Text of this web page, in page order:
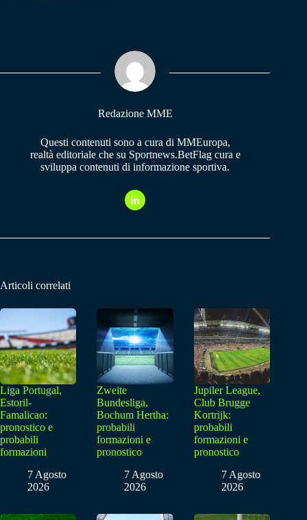
pp m
Redazione MME
Questi contenuti sono a cura di MMEuropa,
realtà editoriale che su Sportnews.BetFlag cura e
sviluppa contenuti di informazione sportiva.
Articoli correlati
Liga Portugal,
Estoril-
Famalicao:
pronostico e
probabili
formazioni
7 Agosto
2026
Zweite
Bundesliga,
Bochum Hertha:
probabili
formazioni e
pronostico
7 Agosto
2026
Jupiler League,
Club Brugge
Kortrijk:
probabili
formazioni e
pronostico
7 Agosto
2026